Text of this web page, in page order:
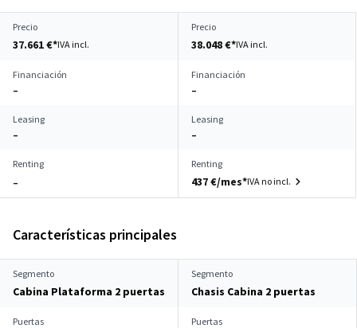
Precio
37.661 €*IVA incl.
Precio
38.048 €*IVA incl.
Financiación
–
Financiación
–
Leasing
–
Leasing
–
Renting
–
Renting
437 €/mes*IVA no incl.
Características principales
Segmento
Cabina Plataforma 2 puertas
Segmento
Chasis Cabina 2 puertas
Puertas Puertas